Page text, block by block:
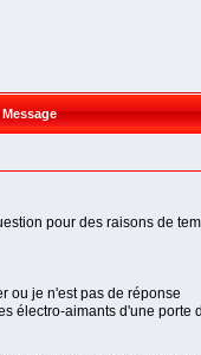
Message
pour des raisons de
ou je n'est pas de réponse
électro-aimants d'une porte